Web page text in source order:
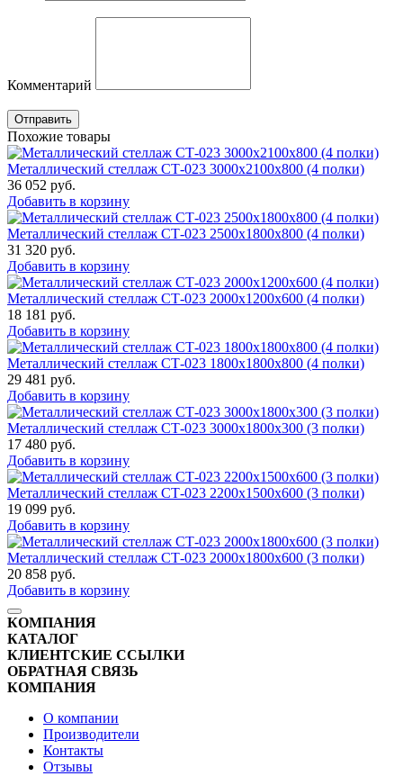
Комментарий
Отправить
Похожие товары
Металлический стеллаж СТ-023 3000x2100x800 (4 полки)
36 052 руб.
Добавить в корзину
Металлический стеллаж СТ-023 2500x1800x800 (4 полки)
31 320 руб.
Добавить в корзину
Металлический стеллаж СТ-023 2000x1200x600 (4 полки)
18 181 руб.
Добавить в корзину
Металлический стеллаж СТ-023 1800x1800x800 (4 полки)
29 481 руб.
Добавить в корзину
Металлический стеллаж СТ-023 3000x1800x300 (3 полки)
17 480 руб.
Добавить в корзину
Металлический стеллаж СТ-023 2200x1500x600 (3 полки)
19 099 руб.
Добавить в корзину
Металлический стеллаж СТ-023 2000x1800x600 (3 полки)
20 858 руб.
Добавить в корзину
КОМПАНИЯ
КАТАЛОГ
КЛИЕНТСКИЕ ССЫЛКИ
ОБРАТНАЯ СВЯЗЬ
КОМПАНИЯ
О компании
Производители
Контакты
Отзывы